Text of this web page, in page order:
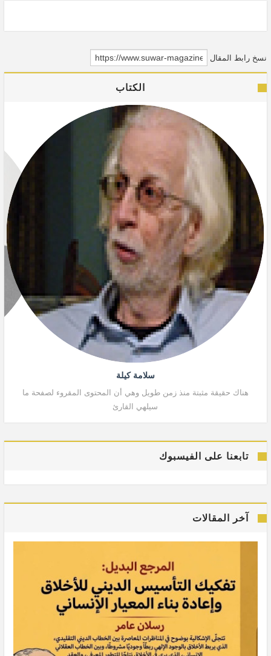
نسخ رابط المقال
الكتاب
سلامة كيلة
هناك حقيقة مثبتة منذ زمن طويل وهي أن المحتوى المقروء لصفحة ما
سيلهي القارئ
تابعنا على الفيسبوك
آخر المقالات